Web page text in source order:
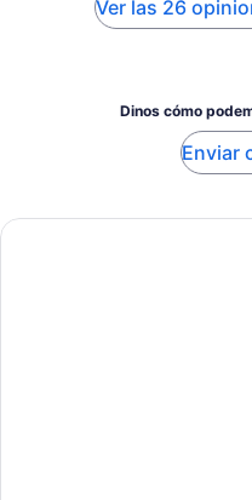
Ver las 26
Dinos cómo
Enviar